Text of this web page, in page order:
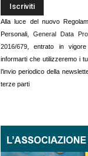
Alla luce del nuovo
Personali,General Data
2016/679 , entrato in
informarti che utilizzeremo i
l’invio periodico della
terze parti